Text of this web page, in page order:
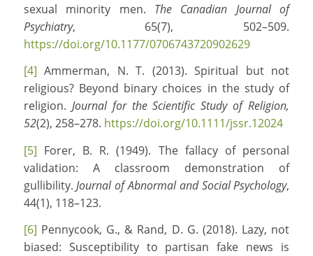
sexual minority men. The Canadian Journal of
Psychiatry, 65(7), 502–509.
https://doi.org/10.1177/0706743720902629
[4] Ammerman, N. T. (2013). Spiritual but not
religious? Beyond binary choices in the study of
religion. Journal for the Scientific Study of Religion,
52(2), 258–278. https://doi.org/10.1111/jssr.12024
[5] Forer, B. R. (1949). The fallacy of personal
validation: A classroom demonstration of
gullibility.Journal of Abnormal and Social Psychology,
44(1), 118–123.
[6] Pennycook, G., & Rand, D. G. (2018). Lazy, not
biased: Susceptibility to partisan fake news is